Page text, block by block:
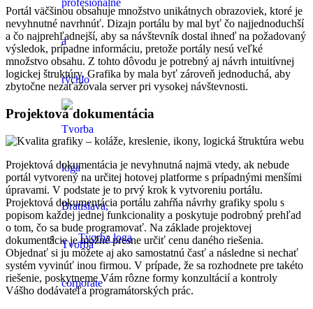
Tvorba loga
Portál väčšinou obsahuje množstvo unikátnych obrazoviek, ktoré je
nevyhnutné navrhnúť. Dizajn portálu by mal byť čo najjednoduchší
a čo najprehľadnejší, aby sa návštevník dostal ihneď na požadovaný
výsledok, prípadne informáciu, pretože portály nesú veľké
množstvo obsahu. Z tohto dôvodu je potrebný aj návrh intuitívnej
logickej štruktúry. Grafika by mala byť zároveň jednoduchá, aby
zbytočne nezaťažovala server pri vysokej návštevnosti.
Projektová dokumentácia
Projektová dokumentácia je nevyhnutná najmä vtedy, ak nebude
portál vytvorený na určitej hotovej platforme s prípadnými menšími
úpravami. V podstate je to prvý krok k vytvoreniu portálu.
Projektová dokumentácia portálu zahŕňa návrhy grafiky spolu s
popisom každej jednej funkcionality a poskytuje podrobný prehľad
o tom, čo sa bude programovať. Na základe projektovej
dokumentácie je možné presne určiť cenu daného riešenia.
Objednať si ju môžete aj ako samostatnú časť a následne si nechať
systém vyvinúť inou firmou. V prípade, že sa rozhodnete pre takéto
riešenie, poskytneme Vám rôzne formy konzultácií a kontroly
Vášho dodávateľa programátorských prác.